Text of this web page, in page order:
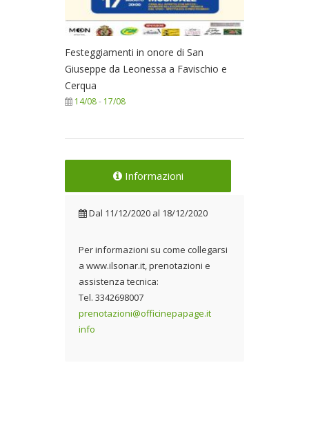
Festeggiamenti in onore di San
Giuseppe da Leonessa a Favischio e
Cerqua
14/08- 17/08
Informazioni
Dal 11/12/2020 al 18/12/2020
Per informazioni su come collegarsi
a www.ilsonar.it, prenotazioni e
assistenza tecnica:
Tel. 3342698007
prenotazioni@officinepapage.it
info